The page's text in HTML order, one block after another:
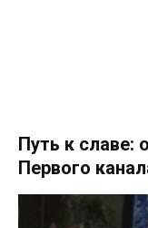
Путь к славе:
Первого